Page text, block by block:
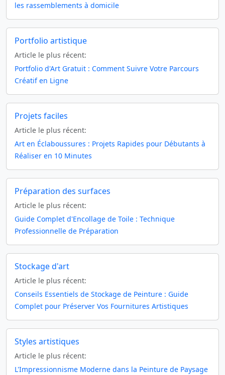
les rassemblements à domicile
Portfolio artistique
Article le plus récent:
Portfolio d'Art Gratuit : Comment Suivre Votre Parcours
Créatif en Ligne
Projets faciles
Article le plus récent:
Art en Éclaboussures : Projets Rapides pour Débutants à
Réaliser en 10 Minutes
Préparation des surfaces
Article le plus récent:
Guide Complet d'Encollage de Toile : Technique
Professionnelle de Préparation
Stockage d'art
Article le plus récent:
Conseils Essentiels de Stockage de Peinture : Guide
Complet pour Préserver Vos Fournitures Artistiques
Styles artistiques
Article le plus récent:
L'Impressionnisme Moderne dans la Peinture de Paysage